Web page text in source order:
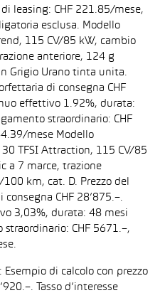
leasing: CHF 221.85/mese,
esclusa. Modello
115 CV/85 kW, cambio
anteriore, 124 g
Grigio Urano tinta unita.
di consegna CHF
effettivo 1.92%, durata:
straordinario: CHF
mese Modello
TFSI Attraction, 115 CV/85
a 7 marce, trazione
km, cat. D. Prezzo del
CHF 28’875.–.
3,03%, durata: 48 mesi
CHF 5671.–,
di calcolo con prezzo
Tasso d’interesse